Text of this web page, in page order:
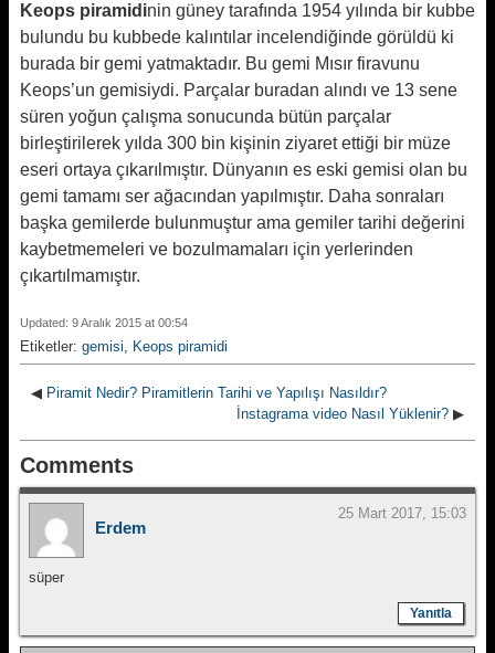
Keops piramidinin güney tarafında 1954 yılında bir kubbe
bulundu bu kubbede kalıntılar incelendiğinde görüldü ki
burada bir gemi yatmaktadır. Bu gemi Mısır firavunu
Keops’un gemisiydi. Parçalar buradan alındı ve 13 sene
süren yoğun çalışma sonucunda bütün parçalar
birleştirilerek yılda 300 bin kişinin ziyaret ettiği bir müze
eseri ortaya çıkarılmıştır. Dünyanın es eski gemisi olan bu
gemi tamamı ser ağacından yapılmıştır. Daha sonraları
başka gemilerde bulunmuştur ama gemiler tarihi değerini
kaybetmemeleri ve bozulmamaları için yerlerinden
çıkartılmamıştır.
Updated: 9 Aralık 2015 at 00:54
Etiketler: gemisi, Keops piramidi
◀ Piramit Nedir? Piramitlerin Tarihi ve Yapılışı Nasıldır?
İnstagrama video Nasıl Yüklenir? ▶
Comments
Erdem
25 Mart 2017, 15:03
süper
Yanıtla